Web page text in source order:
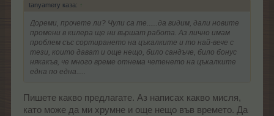
tanyamery каза: ↑
Дореми, прочете ли? Чули са те......да видим, дали новите
промени в килера ще ни вършат работа. Аз лично имам
проблем със сортирането на цъкалките и то най-вече с
тези, които дават и още нещо, било сандъче, било бонус
някакъв, че много време отнема четенето на цъкалките
една по една.....
Пишете какво предлагате. Аз написах какво мисля,
като може да ми хрумне и още нещо във времето. Да